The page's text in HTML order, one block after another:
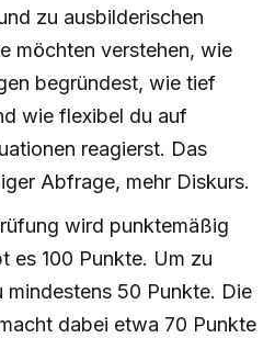
zu ausbilderischen
möchten verstehen, wie
begründest, wie tief
wie flexibel du auf
reagierst. Das
Abfrage, mehr Diskurs.
wird punktemäßig
es 100 Punkte. Um zu
mindestens 50 Punkte. Die
dabei etwa 70 Punkte